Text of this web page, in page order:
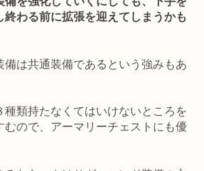
終わる前に拡張を迎えてしまうかも
備は共通装備であるという強みもあ
種類持たなくてはいけないところを
むので、アーマリーチェストにも優